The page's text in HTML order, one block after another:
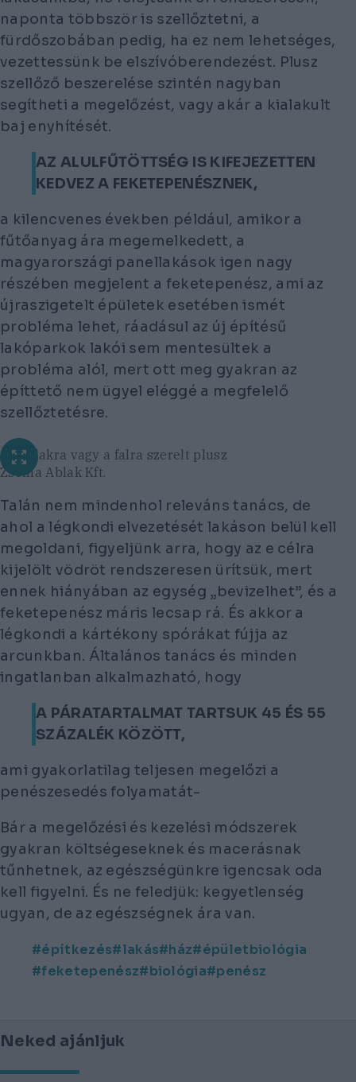
naponta többször is szellőztetni, a
fürdőszobában pedig, ha ez nem lehetséges,
vezettessünk be elszívóberendezést. Plusz
szellőző beszerelése szintén nagyban
segítheti a megelőzést, vagy akár a kialakult
baj enyhítését.
AZ ALULFŰTÖTTSÉG IS KIFEJEZETTEN
KEDVEZ A FEKETEPENÉSZNEK,
a kilencvenes években például, amikor a
fűtőanyag ára megemelkedett, a
magyarországi panellakások igen nagy
részében megjelent a feketepenész, ami az
újraszigetelt épületek esetében ismét
probléma lehet, ráadásul az új építésű
lakóparkok lakói sem mentesültek a
probléma alól, mert ott meg gyakran az
építtető nem ügyel eléggé a megfelelő
szellőztetésre.
Az ablakra vagy a falra szerelt plusz
Zsolna Ablak Kft.
Talán nem mindenhol releváns tanács, de
ahol a légkondi elvezetését lakáson belül kell
megoldani, figyeljünk arra, hogy az e célra
kijelölt vödröt rendszeresen ürítsük, mert
ennek hiányában az egység „bevizelhet”, és a
feketepenész máris lecsap rá. És akkor a
légkondi a kártékony spórákat fújja az
arcunkban. Általános tanács és minden
ingatlanban alkalmazható, hogy
A PÁRATARTALMAT TARTSUK 45 ÉS 55
SZÁZALÉK KÖZÖTT,
ami gyakorlatilag teljesen megelőzi a
penészesedés folyamatát-
Bár a megelőzési és kezelési módszerek
gyakran költségeseknek és macerásnak
tűnhetnek, az egészségünkre igencsak oda
kell figyelni. És ne feledjük: kegyetlenség
ugyan, de az egészségnek ára van.
építkezés lakás ház
épületbiológia
feketepenész
biológia penész
Neked ajánljuk